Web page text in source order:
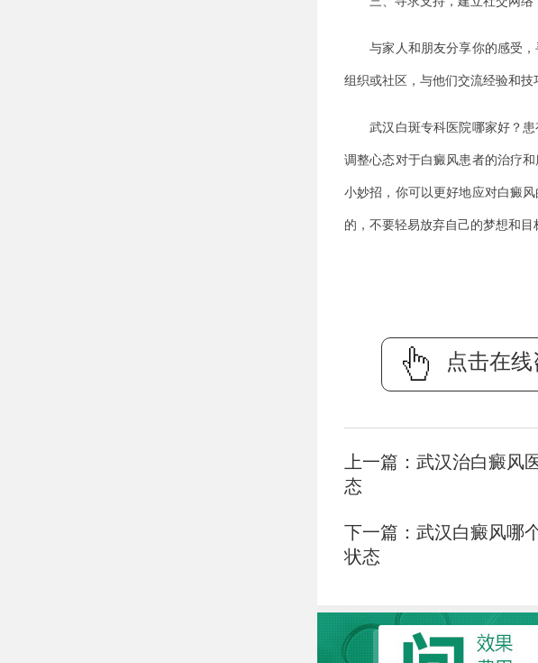
与家人和朋友分享你的感受，
组织或社区，与他们交流经验和技
武汉白斑专科医院哪家好？患
调整心态对于白癜风患者的治疗
小妙招，你可以更好地应对白癜
的，不要轻易放弃自己的梦想和目
点击在线
上一篇： 武汉治白癜风
态
下一篇： 武汉白癜风哪
状态